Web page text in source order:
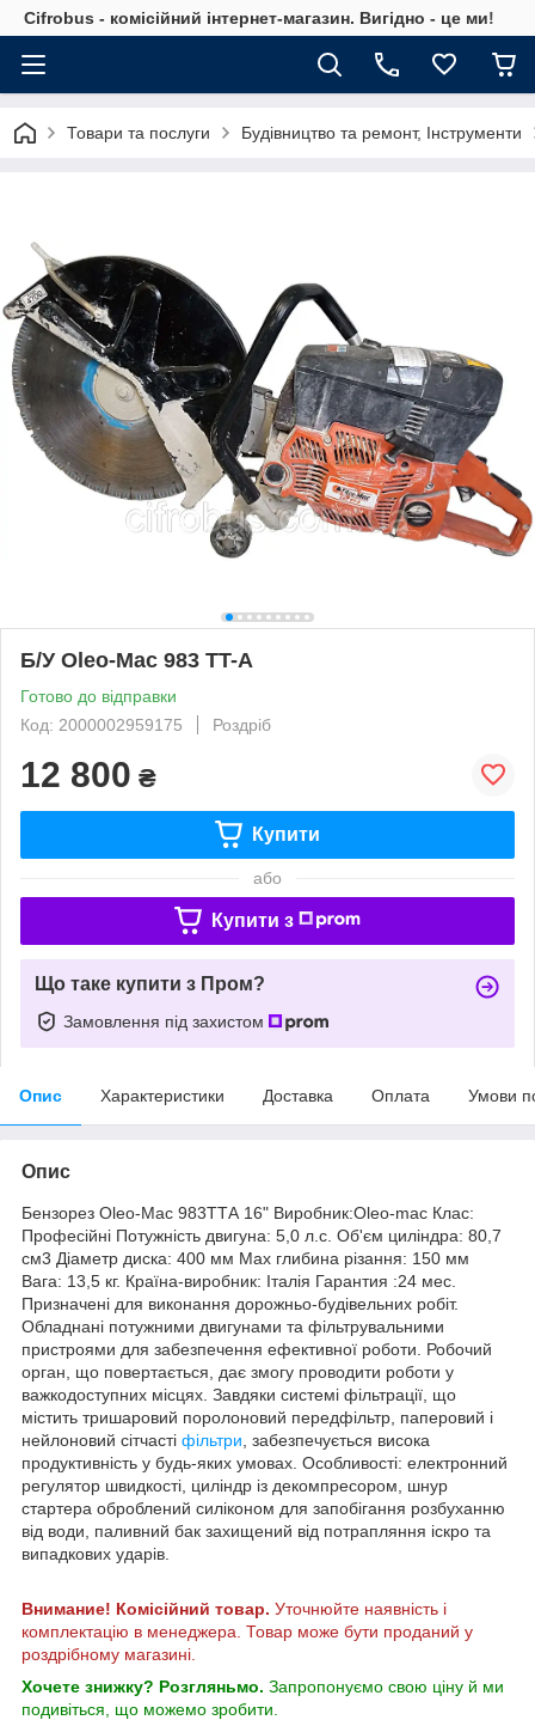
Cifrobus - комiсiйний iнтернет-магазин. Вигiдно - це ми!
Товари та послуги Будівництво та ремонт, Інструменти
Б/У Oleo-Mac 983 TT-A
Готово до відправки
Код: 2000002959175
Роздріб
12 800 ₴
Купити
або
Купити з
Що таке купити з Пром?
Замовлення під захистом
Опис Характеристики Доставка Оплата Умови
Опис
Бензорез Oleo-Mac 983ТТА 16" Виробник:Oleo-mac Клас:
Професійні Потужність двигуна: 5,0 л.с. Об'єм циліндра: 80,7
см3 Діаметр диска: 400 мм Маx глибина різання: 150 мм
Вага: 13,5 кг. Країна-виробник: Італія Гарантия :24 мес.
Призначені для виконання дорожньо-будівельних робіт.
Обладнані потужними двигунами та фільтрувальними
пристроями для забезпечення ефективної роботи. Робочий
орган, що повертається, дає змогу проводити роботи у
важкодоступних місцях. Завдяки системі фільтрації, що
містить тришаровий поролоновий передфільтр, паперовий і
нейлоновий сітчасті фільтри , забезпечується висока
продуктивність у будь-яких умовах. Особливості: електронний
регулятор швидкості, циліндр із декомпресором, шнур
стартера оброблений силіконом для запобігання розбуханню
від води, паливний бак захищений від потрапляння іскро та
випадкових ударів.
Внимание! Комісійний товар. Уточнюйте наявність і
комплектацію в менеджера. Товар може бути проданий у
роздрібному магазині.
Хочете знижку? Розгляньмо. Запропонуємо свою ціну й ми
подивіться, що можемо зробити.